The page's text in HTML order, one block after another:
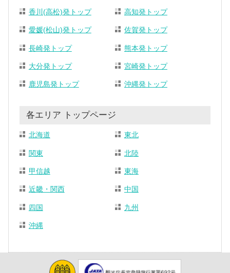
香川(高松)発トップ 高知発トップ
愛媛(松山)発トップ 佐賀発トップ
長崎発トップ 熊本発トップ
大分発トップ 宮崎発トップ
鹿児島発トップ 沖縄発トップ
各エリア トップページ
北海道 東北
関東 北陸
甲信越 東海
近畿・関西 中国
四国 九州
沖縄